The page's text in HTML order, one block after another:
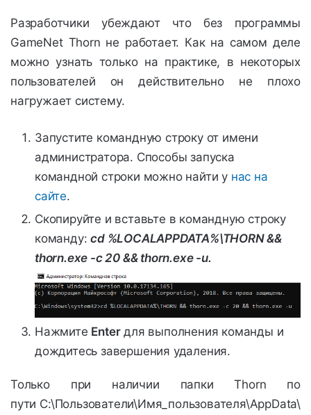
Разработчики убеждают что без программы
GameNet Thorn не работает. Как на самом деле
можно узнать только на практике, в некоторых
пользователей он действительно не плохо
нагружает систему.
Запустите командную строку от имени
администратора. Способы запуска
командной строки можно найти у нас на
сайте.
Скопируйте и вставьте в командную строку
команду:cd %LOCALAPPDATA%\THORN &&
thorn.exe -c 20 && thorn.exe -u.
Нажмите Enterдля выполнения команды и
дождитесь завершения удаления.
Только при наличии папки Thorn по
пути C:\Пользователи\Имя_пользователя\AppData\